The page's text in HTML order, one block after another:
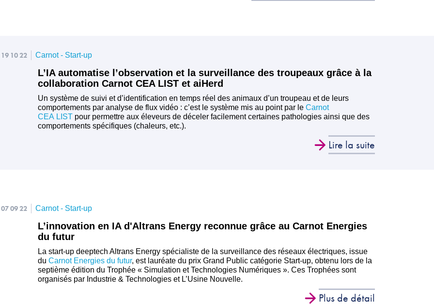
19 10 22 Carnot - Start-up
L’IA automatise l’observation et la surveillance des troupeaux grâce à la
collaboration Carnot CEA LIST et aiHerd
Un système de suivi et d’identification en temps réel des animaux d’un troupeau et de leurs
comportements par analyse de flux vidéo : c’est le système mis au point par le Carnot
CEA LIST pour permettre aux éleveurs de déceler facilement certaines pathologies ainsi que des
comportements spécifiques (chaleurs, etc.).
Lire la suite
07 09 22 Carnot - Start-up
L’innovation en IA d'Altrans Energy reconnue grâce au Carnot Energies
du futur
La start-up deeptech Altrans Energy spécialiste de la surveillance des réseaux électriques, issue
du Carnot Energies du futur, est lauréate du prix Grand Public catégorie Start-up, obtenu lors de la
septième édition du Trophée « Simulation et Technologies Numériques ». Ces Trophées sont
organisés par Industrie & Technologies et L’Usine Nouvelle.
Plus de détail